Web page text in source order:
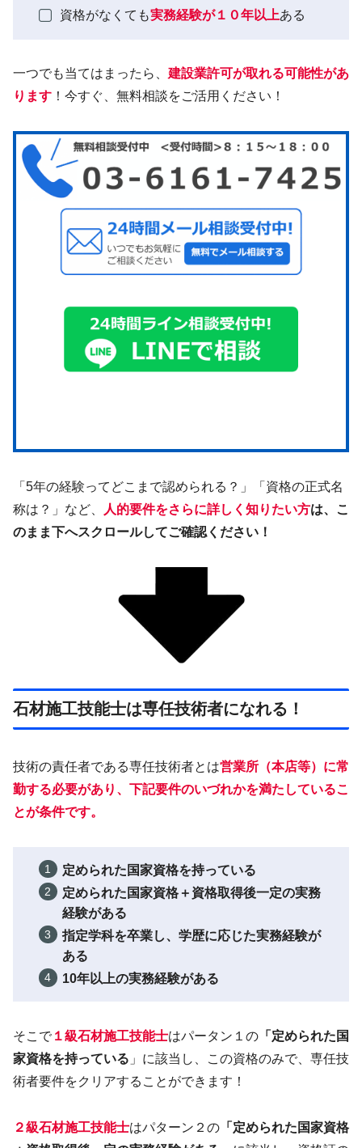
資格がなくても実務経験が１０年以上ある
一つでも当てはまったら、 建設業許可が取れる可能性があ
ります ！今すぐ、無料相談をご活用ください！
「5年の経験ってどこまで認められる？」「資格の正式名
称は？」など、
人的要件をさらに詳しく知りたい方は、こ
のまま下へスクロールしてご確認ください！
石材施工技能士は専任技術者になれる！
技術の責任者である専任技術者とは営業所（本店等）に常
勤する必要があり、下記要件のいづれかを満たしているこ
とが条件です。
定められた国家資格を持っている
定められた国家資格＋資格取得後一定の実務
経験がある
指定学科を卒業し、学歴に応じた実務経験が
ある
10年以上の実務経験がある
そこで １級石材施工技能士はパータン１の 「 定められた国
家資格を持っている 」に該当し、この資格のみで、専任技
術者要件をクリアすることができます！
２級石材施工技能士はパターン２の 「定められた国家資格